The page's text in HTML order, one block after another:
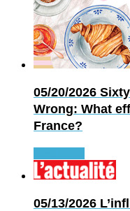
05/20/2026
Wrong: What
France?
05/13/2026